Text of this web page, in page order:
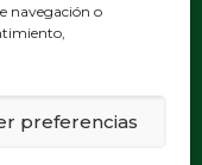
navegación o
preferencias